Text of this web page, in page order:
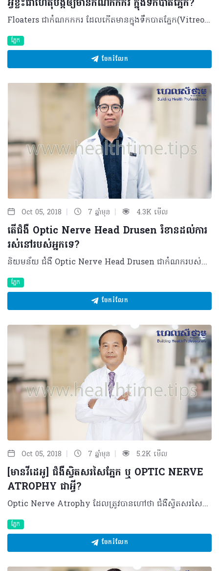
អ្វីខ្លះជាហេតុបង្កឲ្យមានកំណកកករ ក្នុងទឹកបាតភ្នែក?
Floaters ជាកំណកកករ ដែលកើតមានក្នុងទឹកបាតភ្នែក(Vitreous)។ ជាធម្មតា ទឹកបាតភ្នែក ជាសារធាតុរាវ ថ្លាគ្មានពណ៌ អន្ធិលៗដូចជែល ស្ថិតនៅផ្នែកខាងក្រោយភ្នែក។ សារធាតុរាវនេះមានប្រមាណជា ៨០%នៃគ្រាប់ភ្នែកទាំងមូល ហើយមានតួនាទីជួយការពារភ្នែក ព្រមទាំងរក្សាឲ្យបាននូវទ្រង់ទ្រាយគ្រាប់ភ្នែកផងដែរ។ មូលហេតុ និងកត្តាប្រឈម Floaters កើតឡើងដោយសារតែមានការប្រែប្រួលសភាពទឹកបាតភ្នែក បង្កើតបានជាសរសៃៗ ឬដុំកំណកបាំងនៅពីមុខរ៉េទីន ដែលអាចពាក់ព័់ន្ធនឹងកត្តាជាច្រើនដូចជា៖ • វ័យចំណាស់ ៖ ដោយសារនៅពេលអាយុ ច្រើន Vitreous នឹងប្រែរាវជាងមុនបណ្តាលឲ្យរបើកចេញពីស្រទាប់បាតភ្នែក (Posterior Vitreous Detachments) បង្កើតបានជាសរសៃៗ ឬដុំកំណកដែលអាចបាំងពន្លឺឆ្លងកាត់ភ្នែកបាន។ • ការរលាកផ្នែកខាងក្រោយនៃបាតភ្នែក ៖ នៅពេលជាលិកាភ្នែក ផ្នែកខាងក្រោយរលាកទឹកនៅក្នុងបាតភ្នែកប្រែក្លាយជាល្អក់កករ ឬស្រអាប់។ • ការហូរឈាមក្នុងភ្នែក ៖ ករណីនេះអាចកើតមានចំពោះអ្នកជំងឺទឹកនោមផ្អែម លើសឈាមស្ទះសរសៃឈាម និងរបួសជាដើម។ • ការប្រើប្រាស់ថ្នាំមួយចំនួន៖ ស៊ីលីកូន ឬថ្នាំមួយចំនួនទៀតអាចនៅសេសសល់ក្នុង Vitreous ក្រោយការចាក់បញ្ចូលអំឡុងពេលវះកាត់ បង្កើតបានជាពពុះដែលអាចជាស្រមោលបាំងពន្លឺចូលភ្នែកបាន។ • ការរហែកស្រទាប់បាតភ្នែក ៖ អាចបណ្តាលមកពីការកន្រ្តាក់ខ្លាំងពីទឹកបាតភ្នែក ដែលនាំឲ្យរហែកស្រទាប់រ៉េទីន ហើយបង្កើតជាកំណក ឬការហូរឈាម។ បន្ថែមពីនេះ Floaters ក៏អាចកើតមានចំពោះអ្នកជំងឺដែលធ្លាប់វះកាត់ភ្នែក អ្នកមានភ្នែកម៉្ញូប អ្នកជំងឺទឹកនោមផ្អែម អ្នកជំងឺរលាកបាតភ្នែក ករណីមានការប៉ះទង្គិចភ្នែក ឬគ្រោះថ្នាក់ទៅលើភ្នែកជាដើម។ រោគសញ្ញា ជាទូទៅ អ្នកជំងឺតែងមើលឃើញស្រមោលខ្មៅៗហោះចុះឡើងក្នុងភ្នែក ហើយកាន់តែច្បាស់ នៅពេលមើលទៅតំបន់ដែលមានផ្ទៃភ្លឺ ដូចជាផ្ទៃមេឃពណ៌ខៀវ ឬជញ្ជាំងពណ៌ស។ លើសពីនេះ ក៏មានសញ្ញារួមផ្សំផងដែរដូចជា ការមើលឃើញជាសញ្ញាផ្លេកបន្ទោរ ភ្លឹបភ្លែត (Flash of Light or Photopia) ។ ការកំណត់រោគវិនិច្ឆ័យ កាលណាមានបញ្ហានេះកើតឡើង គ្រូពេទ្យឯកទេសនឹងពិនិត្យភ្នែកដោយដាក់ថ្នាំពង្រីកប្រស្រីភ្នែក ដើម្បីឆ្លុះមើលបាតភ្នែក ហើយអាចនឹងឃើញជារង្វង់មូល កំណកសៗ ឬសរសៃ អណ្តែតក្នុងសារធាតុរាវបាតភ្នែក (Vitreous)។ សារធាតុទាំងអស់នេះហើយដែលចាំងស្រមោលទៅលើបាតភ្នែក ហើយបង្កើតបានជាស្រមោលខ្មៅដែលអ្នកជំងឺមើលឃើញ។ ការព្យាបាល Floaters មិនតម្រូវឲ្យមានការព្យាបាលនោះទេដោយហេតុថាវាមិនបានផ្តល់គ្រោះថ្នាក់ដល់គំហើញធ្ងន់ធ្ងរ ហើយយូរៗទៅ អ្នកជំងឺអាចនឹងសម្របជាមួយបញ្ហានេះដោយខ្លួនឯង។ ប៉ុន្តែករណីអ្នកជំងឺមានការប្រេះបាតភ្នែករហែកបាតភ្នែកនោះ គ្រូពេទ្យនឹងធ្វើការព្យាបាលដោយបាញ់កាំរស្មីឡាស៊ែរ។ គួរបញ្ជាក់ថា ប្រមាណជា៤០%នៃ Floaters ស្រួចស្រាវ អាចមាន Posterior Vitreous Detachment ហើយក្នុងនោះ៩%ផ្សេងទៀតអាចមានដល់រហែកបាតភ្នែក។ ម៉្យាង ប្រសិនមិនមានការព្យាបាលឲ្យបានត្រឹមត្រូវ និងទាន់ពេលវេលាទេនោះ អ្នកជំងឺ៥០% អាចប្រឈមនឹងការរបើកបាតភ្នែក។ វិធីសាស្រ្តការពារ • បរិភោគអាហារដែលមានសារធាតុចិញ្ចឹមគ្រប់គ្រាន់ដល់ភ្នែក ដូចជា បន្លែបៃតង ការ៉ុត និងសាច់ • ការពារភ្នែកពីពន្លឺខ្លាំង ដូចជាព្រះអាទិត្យ កុំព្យូទ័រ ទូរស័ព្ទ ឡាស៊ែរ ដោយពាក់វ៉ែនតា ការពារ ឬបន្ថយពន្លឺ • ចៀសវាងពីការប៉ះទង្គិច ឬគ្រោះថ្នាក់ទៅលើភ្នែក • ពិនិត្យភ្នែកជាប្រចាំ និងទទួលការព្យាបាលភ្នែកឲ្យបានត្រឹមត្រូវ • បង្ការកុំឲ្យកើតជំងឺទឹកនោមផ្អែម និងលើសឈាម ជាដើម។ ករណីមានបញ្ហាភ្នែក គួរប្រញាប់មកទទួលការពិនិត្យ និងព្យាបាលដោយគ្រូពេទ្យឯកទេសភ្នែកឲ្យបានត្រឹមត្រូវ និងទាន់ពេលវេលា ដើម្បីកាត់បន្ថយបញ្ហាធ្ងន់ធ្ងរដែលពិបាក ឬមិនអាចព្យាបាលបាន។ សម្រាប់ព័ត៌មានបន្ថែម សូមទំនាក់ទំនង គ្លីនិកភ្នែកអូឡាំពិក ០១៧ ៥៧៥៥៦៧ ឬ ០៧៨ ៣៧៩៧៩៨ អ៊ីម៉ែល៖ longchhour@yahoo.com បកស្រាយដោយ ៖ វេជ្ជបណ្ឌិត ឈួរ ឡុង ឯកទេសចក្ខុរោគ និងឯកទេសជាន់ខ្ពស់ជំងឺបាតភ្នែក មានតួនាទីជាអនុប្រធានផ្នែកចក្ខុរោគ នៃមន្ទីរពេទ្យមិត្តភាពខ្មែរ-សូវៀត និងជាប្រធានគ្លីនិកភ្នែកអូឡាំពិក ©2018 រក្សាសិទ្ធិគ្រប់យ៉ាង​ដោយ Healthtime Corporation ចំពោះគ្រប់អត្ថបទដោយគ្មានផ្នែកណាមួយត្រូវបោះពុម្ពផ្សាយចូលប្រព័ន្ធអ៊ីនធឺណែត ឧបករណ៍អេឡិចត្រូនិក អាត់ជាសំឡេង ឬថតចំលងគ្រប់រូបភាពដោយគ្មានការអនុញ្ញាតឡើយ
ភ្នែក
ចែករំលែក
Oct 05, 2018 | 7 ឆ្នាំមុន | 4.3K មើល
តើជំងឺ Optic Nerve Head Drusen រំខានដល់ការ
រស់នៅរបស់អ្នកទេ?
និយមន័យ ជំងឺ Optic Nerve Head Drusen ជាកំណករបស់សារធាតុម្យ៉ាងនៅនឹងសរសៃប្រសាទទី២ ដែលសារធាតុនោះត្រូវបានគេហៅថា Hyaline ។ ជំងឺនេះ មិនសូវជួបប្រទះញឹកញាប់ទេនៅកម្ពុជាយើង ហើយក៏មិនទាន់មានការសិក្សាច្បាស់លាស់នៅឡើយដែរលើចំនួននៃការកើតជំងឺមួយនេះ ប៉ុន្តែ តាមរយៈការសិក្សាមួយចំនួនបានឲ្យដឹងថា ជំងឺនេះអាចកើតមានលើអ្នកជំងឺ៣ទៅ៤នាក់ ក្នុងប្រជាជន១០០០នាក់។ មូលហេតុ មិនមានមូលហេតុច្បាស់លាស់ណាដែលគេរកឃើញថាធ្វើឲ្យកើតជំងឺនេះទេ តែតាមការសិក្សាមួយចំនួន គេបានកំណត់ថា ជំងឺនេះកើតឡើងដោយសារតែការសឹករេចរឹលនៃសរសៃប្រសាទនៅនឹងបាតភ្នែក។ ការសឹករេចរឹលនេះ បង្កឲ្យមានកំណកសារធាតុកាល់ស្យូម (Hyaline) នៅក្រោមសរសៃបាតភ្នែកតែម្តង។ រោគសញ្ញា ជំងឺនេះ សឹងតែមិនស្តែងចេញនូវរោគសញ្ញាដែលធ្វើឲ្យអ្នកជំងឺចាប់អារម្មណ៍នោះទេ ហើយអ្នកជំងឺភាគច្រើន រកឃើញថាខ្លួនមានកើតជំងឺនេះដោយចៃដន្ យក្នុងពេលដែលពួកគាត់មកពិនិត្យសុខភាពភ្នែករបស់ខ្លួន។ បើទោះជាយ៉ាងនេះក៏ដោយ ក៏នៅមានករណីកម្រខ្លះអាចធ្វើឲ្យអ្នកជំងឺបាត់ដែនគំហើញនៅត្រង់សរសៃបាតភ្នែកដែរ ដែលគេហៅថាការកើនឡើងនៃ Blind spot ហើយអាចរកបានតាមរយៈការធ្វើតេស្តមួយចំនួន។ ការធ្វើរោគវិនិច្ឆ័យ គេអាចធ្វើរោគវិនិច្ឆ័យជំងឺនេះ ដោយប្រើតេស្តមួយចំនួនដូចជា ការធ្វើតេស្ត Ultrasound ប្រភេទB-scan ដែលអាចធ្វើបាននៅក្នុងបន្ទប់ពិគ្រោះជំងឺ។ គេក៏អាចថតបាតភ្នែកដោយប្រើតេស្ត Fundoscopy អាចជាប្រភេទ Red-free photography ឬប្រភេទចាក់តាមសរសៃ (Fluorescein angiogram) ។ ក្រៅពីការថតបាតភែ្នក គេអាចធ្វើតេស្តមួយចំនួនទៀតដូចជា ការថត CT scanនៅក្បាល ឬ OCT (Optical Coherence Tomography) នៅស្រទាប់បាតភ្នែក។ ការព្យាបាល ដោយសារតែជំងឺនេះ បង្កឡើងពីមូលហេតុមិនច្បាស់លាស់ ហើយវាក៏មិនបង្កផលរំខានណាដល់ការរស់នៅប្រចាំថ្ងៃរបស់អ្នកជំងឺ នោះក៏មិនមានការព្យាបាលណាត្រូវធ្វើលើអ្នកជំងឺដែរ ប៉ុន្តែ គ្រូពេទ្យត្រូវធ្វើការតាមដានការវិវឌ្ឍនៃជំងឺនេះទៅលើការរីកទំហំរបស់កំណកនៅនឹងសរសៃបាតភ្នែក ដើម្បីចៀសវាងការកកើតនូវផលវិបាកកម្រដែលនឹងអាចបង្កឡើងដោយសារជំងឺនេះក្នុងរយៈពេលយូរ។ ផលវិបាក ករណីកំណកនៅនឹងសរសៃបាតភ្នែកនៅតែបន្តរីកទំហំ ឬបង្កឲ្យប៉ះពាល់ដល់សរសៃឈាមនៅតំបន់នោះ វាអាចធ្វើឲ្យមានការហូរឈាមនៅបាតភ្នែក ស្ទះសរសៃបាតភ្នែកផ្នែកខាងមុខដែលនាំឲ្យមានការថយចុះនូវគំហើញរបស់អ្នកជំងឺ។ បកស្រាយដោយ ៖ វេជ្ជបណ្ឌិត ខៀវ ច័ន្ទសត្យា ឯកទេសចក្ខុរោគ នៃមន្ទីរពេទ្យមិត្តភាពខ្មែរ-សូវៀត ©2018 រក្សាសិទ្ធិគ្រប់យ៉ាង​ដោយ Healthtime Corporation ចំពោះគ្រប់អត្ថបទដោយគ្មានផ្នែកណាមួយត្រូវបោះពុម្ពផ្សាយចូល ប្រព័ន្ធអ៊ីនធឺណែតឧបករណ៍អេឡិចត្រូនិកអាត់ជាសំឡេងឬថតចំលងគ្រប់រូបភាពដោយគ្មានការអនុញ្ញាតឡើយ
ភ្នែក
ចែករំលែក
Oct 05, 2018 | 7 ឆ្នាំមុន | 5.2K មើល
[មានវីដេអូ] ជំងឺស្វិតសរសៃភ្នែក ឬ OPTIC NERVE
ATROPHY ជាអ្វី?
Optic Nerve Atrophy ដែលត្រូវបានហៅថា ជំងឺស្វិតសរសៃភ្នែក គឺជាការផ្លាស់ប្តូរ ឬបំផ្លាញនៃសរសៃអុបទិក ដែលសរសៃនេះមានតួនាទីបញ្ជូនចរន្តរូបភាពពីភ្នែកទៅខួរក្បាល។ គួរបញ្ជាក់ថា ជំងឺស្វិតសរសៃភ្នែក ឬ Optic Nerve Atrophy អាចស្តែងឡើងជារោគសញ្ញាដូចជា ការប៉ះពាល់ទៅលើដែនគំហើញ មើលឃើញព្រិលៗ ប្រែប្រួលពណ៌ភ្នែកទៅជាស្លេក ពិសេសការពិនិត្យមើលពណ៌ ពីក្រហមទៅជាក្រហមស្រាល ដែលវាគឺជាផលវិបាកនៃជំងឺភ្នែកមួយចំនួន។ អ្វីជាមូលហេតុនៃជំងឺស្វិតសរសៃភ្នែក? ជំងឺស្វិតសរសៃភ្នែកមានការប្រែប្រួលលឿន ឬយឺត អាស្រ័យទៅតាមប្រភេទនៃជំងឺ និងមូលហេតុបង្កឲ្យមានជំងឺស្វិតសរសៃភ្នែក ដែលរួមមាន៖ • ជំងឺទឹកដក់ក្នុងភ្នែករ៉ាំរ៉ៃ ៖ ករណីអ្នកជំងឺមិនបានធ្វើការពិនិត្យតាមដានឲ្យបានដិតដល់ ឬមិនទទួលបានការព្យាបាលត្រឹមត្រូវ • បញ្ហាគ្រោះថ្នាក់មួយចំនួន ៖ ពិសេសគ្រោះថ្នាក់ចរាចរណ៍ប៉ះពាល់ទៅលើក្បាល ឬប៉ះទៅលើតំបន់ជុំវិញភ្នែកអាចនឹងវិវឌ្ឍចាប់ផ្តើមស្វិតសរសៃភ្នែកក្នុងរយៈពេល ២ ទៅ៣ខែក្រោយ • បញ្ហារលាកសរសៃអុបទិក ៖ អ្នកជំងឺរលាកសរសៃឈាម ដែលធ្វើឲ្យឈាមទៅចិញ្ចឹមសរសៃឈាមមិនបានគ្រប់គ្រាន់ ជាហេតុបណ្តាលឲ្យសរសៃភែ្នកលែងដំណើរការ ហើយស្វិតតែម្តង • បញ្ហាទាក់ទងនឹងដុំសាច់មហារីក ៖ ដុំសាច់ខួរក្បាលអាចទៅសង្កត់លើសរសៃអុបទិកផ្នែកខាងក្រោយ បន្ទាប់ពីគ្រាប់ភ្នែក ដែលធ្វើឲ្យប៉ះពាល់ដល់សរសៃភ្នែក • ការប្រើប្រាស់ថ្នាំមួយចំនួនដូចជា ពពួកថ្នាំព្យាបាលជំងឺរបេង ថ្នាំប្រឆាំងនឹងមហារីក • តំណពូជ ដូចជាអ្នកជំងឺខ្វាក់មាន់ពីកំណើត ជាដើម។ យន្តការនៃជំងឺស្វិតសរសៃភ្នែក ជំងឺ Optic Nerve Atrophy នឹងវិវឌ្ឍបន្តិចម្តងៗ អាចមានរយៈពេលវែង និងរយៈពេលខ្លី។អ្នកជំងឺមួយចំនួនធំ មិនអាចព្យាបាលបាននោះទេ វានឹងវិវឌ្ឍទៅរកភាពខូងដោយខ្លួនឯងហើយវាក៏ជាប់ទាក់ទងនឹងមូលហេតុ។ ជាក់ស្តែង អ្នកជំងឺមហារីកអាចនឹងវិវឌ្ឍក្នុងរយៈពេល១ឆ្នាំឈានទៅស្វិតសរសៃភ្នែកតែម្តង។ ករណីអ្នកជំងឺកើតដោយតំណពូជភ្នែករបស់គាត់អាចនៅបានរយៈពេល២០ ទៅ៣០ឆ្នាំ។ ប៉ុន្តែ ចំពោះអ្នកជំងឺទឹកដក់ក្នុងភ្នែកវិញ បើគាត់មិនបានទទួលការព្យាបាលឲ្យបានដិតដល់ទេ នឹងវិវឌ្ឍទៅជាស្វិតសរសៃភ្នែក ហើយឈានទៅរកពិការភាពតែម្តង។ ដូចនេះ យន្តការ និងការវិវឌ្ឍនៃជំងឺស្វិតសរសៃភ្នែក គឺវាអាស្រ័យទៅនឹងប្រភេទជំងឺបង្កហេតុ និងប្រសិទ្ធភាពក្នុងការព្យាបាលផងដែរ។ រោគវិនិច្ឆ័យនៃជំងឺស្វិតសរសៃភ្នែក ដើម្បីអាចកំណត់ថាជាជំងឺស្វិតសរសៃភ្នែក អ្នកជំងឺត្រូវបានណែនាំឲ្យធ្វើការពិនិត្យភ្នែក ៖ • ដោយវាស់គំហើញ ហើយកត់ត្រាទុក • វាស់ពណ៌ មើលថាអ្នកជំងឺអាចមើលឃើញគ្រប់ពណ៌ ឬអត់ • ពិនិត្យបាតភ្នែក មើលលើសរសៃអុបទិក (សរសៃអុបទិកធម្មតាមានពណ៌ក្រហមទុំ បើចំពោះអ្នកជំងឺស្វិតសរសៃភ្នែក នោះសរសៃអុបទិកមានពណ៌ស និងមិនឃើញមានសរសៃឈាម)។ ការព្យាបាលជំងឺត្រឹមត្រូវ អ្នកជំងឺស្វិតសរសៃភ្នែក ទាមទារឲ្យមានការព្យាបាលទៅតាមមូលហេតុ ដូចជា៖ • ប្រសិនជាបណ្តាលមកពីជំងឺទឹកដក់ក្នុងភ្នែកឬមានដុំសាច់សង្កត់សរសៃភ្នែក អ្នកជំងឺត្រូវធ្វើការព្យាបាលជំងឺទឹកដក់ក្នុងភ្នែក ឬវះយកដុំសាច់មហារីកចេញ • បើមានការរលាកសរសៃអុបទិក អ្នកជំងឺនឹងតម្រូវឲ្យប្រើថ្នាំ ឬប្រភេទវីតាមីនB ដើម្បីការពារមិនឲ្យស្វិតសរសៃអុបទិក • ចំពោះអ្នកជំងឺដែលបាន និងកំពុងប្រើថ្នាំប្រឆាំងមហារីក ឬប្រឆាំងជំងឺរបេង គឺត្រូវមកពិនិត្យភ្នែក ដោយវាស់ការមើលឃើញ និងវាស់ពណ៌ជាប្រចាំ ប្រសិនបើថយចុះ អ្នកជំងឺអាចត្រូវណែនាំឲ្យផ្លាស់ប្តូរថ្នាំដែលគាត់ប្រើនោះចេញ • ករណីតំណពូជ អ្នកជំងឺត្រូវចៀសវាងរៀបការជាមួយសាច់ញាតិ ដើម្បីបន្ថយហ្សែនដែលអាចកើតជំងឺនេះទៅជំនាន់បន្ទាប់។ ផ្ទុយទៅវិញ អ្នកជំងឺអាចវិវឌ្ឍទៅបាត់បង់គំហើញបាត់បង់សមត្ថភាពក្នុងការមើលពណ៌មួយចំនួន និងអាចឈានដល់ការពិការភ្នែកតែម្តង បើអ្នកជំងឺមិនបានធ្វើការព្យាបាល ឬយឺតយ៉ាវក្នុងការព្យាបាល។ វិធីសាស្រ្តការពារ វិធីសាស្រ្ត ដើម្បីការពារកុំឲ្យមានជំងឺស្វិតសរសៃភ្នែកមានដូចជា៖ • ត្រូវមកពិនិត្យភ្នែកឲ្យបានទៀងទាត់ ឬរាល់ពេលដែលភ្នែកមានអាការៈខុសប្រក្រតីណាមួយកើតឡើង • ករណីមានជំងឺទឹកដក់ក្នុងភ្នែក ទឹកនោមផ្អែម លើសសម្ពាធឈាម ហើមបាតភ្នែក រលាកស្រោមខួរ ការប្រើប្រាស់ថ្នាំដែលអាចប៉ះពាល់ដល់សរសៃអុបទិក ឬគ្រួសារ សាច់ញាតិធ្លាប់មានជំងឺនេះ ត្រូវពិនិត្យបាតភ្នែក ជាទៀងទាត់រៀងរាល់៣ ទៅ ៦ខែម្តង • បញ្ឈប់ការជក់បារី និងគ្រឿងស្រវឹង • ពាក់មួកសុវត្ថិភាពគ្រប់ពេលធ្វើដំណើរ។ ចំពោះសិស្ស និស្សិតវេជ្ជសាស្ត្រ ឬអ្នកប្រកបវិជ្ជាជីវៈសុខាភិបាល ប្រសិនបើជួបអ្នកជំងឺទឹកនោមផ្អែម ទឹកដក់ក្នុងភ្នែក ត្រូវណែនាំគាត់ឲ្យមកពិនិត្យបាតភ្នែកជាប្រចាំ ដើម្បីចៀសវាងកើតជំងឺស្វិតសរសៃភ្នែកដោយមិនដឹងខ្លួន។ បកស្រាយដោយ ៖ សាស្ត្រាចារ្យ ដោរ សីហា ឯកទេសចក្ខុបណ្ឌិត មានតួនាទីជាអនុប្រធានផ្នែកចក្ខុរោគ និងអនុប្រធានការិយាល័យបច្ចេកទេស នៃមន្ទីរពេទ្យមិត្តភាពខ្មែរ-សូវៀត ព្រមទាំងជាអនុប្រធានកម្មវិធីជាតិសុខភាពភ្នែក នៃក្រសួងសុខាភិបាល ©2018 រក្សាសិទ្ធិគ្រប់យ៉ាង​ដោយ Healthtime Corporation ចំពោះគ្រប់អត្ថបទដោយគ្មានផ្នែកណាមួយត្រូវបោះពុម្ពផ្សាយចូល ប្រព័ន្ធអ៊ីនធឺណែតឧបករណ៍អេឡិចត្រូនិកអាត់ជាសំឡេងឬថតចំលងគ្រប់រូបភាពដោយគ្មានការអនុញ្ញាតឡើយ
ភ្នែក
ចែករំលែក